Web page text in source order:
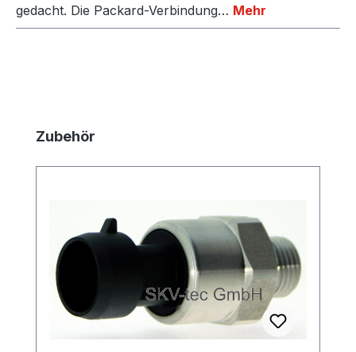
gedacht. Die Packard-Verbindung… Mehr
Produktgalerie überspringen
Zubehör